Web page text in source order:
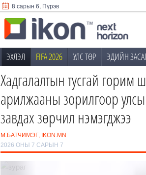
8 сарын 6, Пүрэв
ЭХЛЭЛ FIFA 2026 УЛС ТӨР ЭДИЙН
Хадгалалтын тусгай горим
арилжааны зорилгоор
завдах зөрчил нэмэгджээ
М.БАТЧИМЭГ, IKON.MN
2026 ОНЫ 7 САРЫН 7